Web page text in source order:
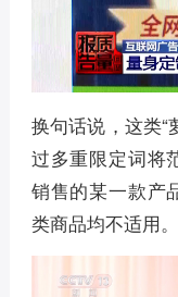
换句话说，这类“
过多重限定词将
销售的某一款产
类商品均不适用。